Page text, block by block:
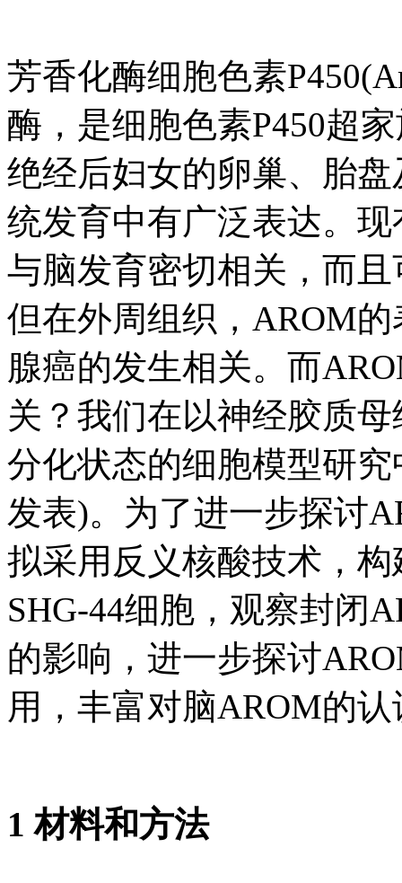
芳香化酶细胞色素
酶，是细胞色素P450超
绝经后妇女的卵巢、胎
统发育中有广泛表达。
与脑发育密切相关，而
但在外周组织，AROM
腺癌的发生相关。而
关？我们在以神经胶质
分化状态的细胞模型研
发表)。为了进一步探讨
拟采用反义核酸技术，
SHG-44细胞，观察封闭
的影响，进一步探讨
用，丰富对脑AROM的认
1 材料和方法